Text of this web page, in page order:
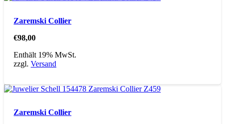
Zaremski Collier
€98,00
Enthält 19% MwSt.
zzgl.Versand
Zaremski Collier